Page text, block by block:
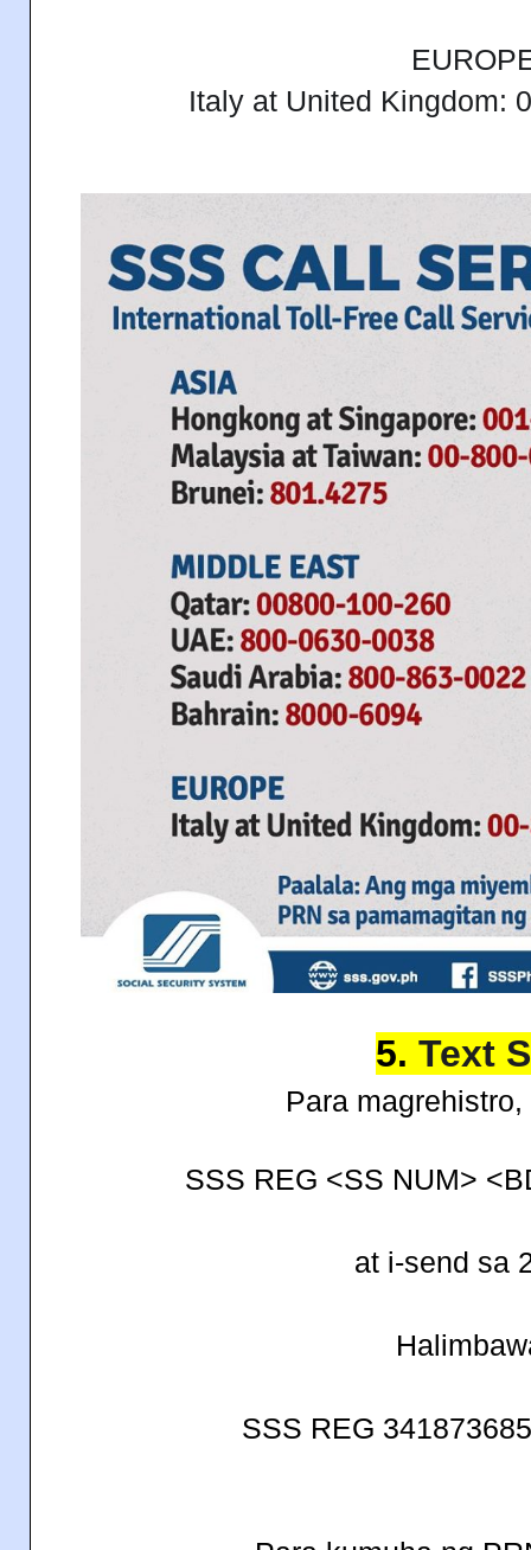
Italy at United Kingdom:
5. Text
Para
SSS REG <SS NUM>
at i-send sa
SSS REG